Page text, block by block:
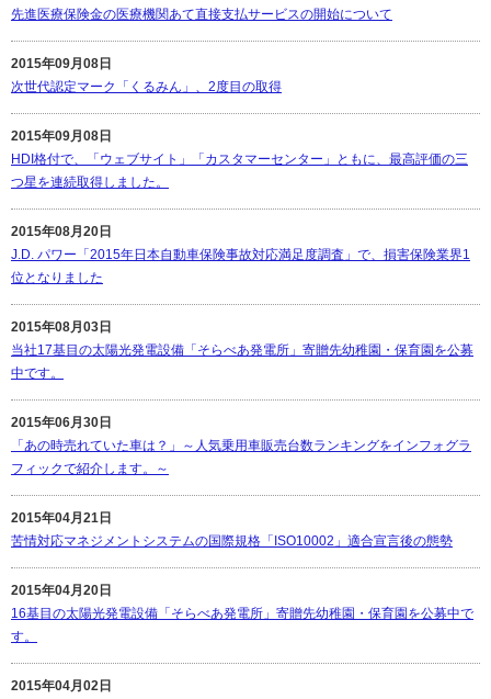
先進医療保険金の医療機関あて直接支払サービスの開始について
2015年09月08日
次世代認定マーク「くるみん」、2度目の取得
2015年09月08日
HDI格付で、「ウェブサイト」「カスタマーセンター」ともに、最高評価の三
つ星を連続取得しました。
2015年08月20日
J.D. パワー「2015年日本自動車保険事故対応満足度調査」で、損害保険業界1
位となりました
2015年08月03日
当社17基目の太陽光発電設備「そらべあ発電所」寄贈先幼稚園・保育園を公募
中です。
2015年06月30日
「あの時売れていた車は？」～人気乗用車販売台数ランキングをインフォグラ
フィックで紹介します。～
2015年04月21日
苦情対応マネジメントシステムの国際規格「ISO10002」適合宣言後の態勢
2015年04月20日
16基目の太陽光発電設備「そらべあ発電所」寄贈先幼稚園・保育園を公募中で
す。
2015年04月02日